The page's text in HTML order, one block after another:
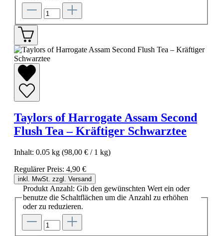
Taylors of Harrogate Assam Second
Flush Tea – Kräftiger Schwarztee
Inhalt: 0.05 kg (98,00 € / 1 kg)
Regulärer Preis: 4,90 €
inkl. MwSt. zzgl. Versand
Produkt Anzahl: Gib den gewünschten Wert ein oder
benutze die Schaltflächen um die Anzahl zu erhöhen
oder zu reduzieren.